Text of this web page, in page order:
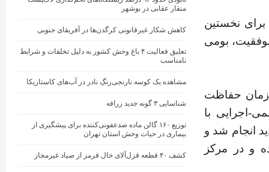
نخستین
بومی
حفاظت
اجرایی با
انجام شد و
و در مرکز
منقار عقابی در بوشهر
کاهش شکار غیرقانونی کرگدن‌ها در آفریقای جنوبی
تعلیق فعالیت ۴ باغ‌ وحش کشور به دلیل تخلفات و شرایط
نامناسب
مشاهده یک کوسه نارنجی‌رنگِ نادر در آب‌های کاستاریکا
شناسایی ۳ گونه جدید زرافه
توزیع ۱۶۰ گالن ماده ضدعفونی‌کننده برای پیشگیری از
بیماری در حیات وحش استان تهران
کشف ۴۰ قطعه قزل‌آلای خال ‌قرمز از صیاد غیرمجاز